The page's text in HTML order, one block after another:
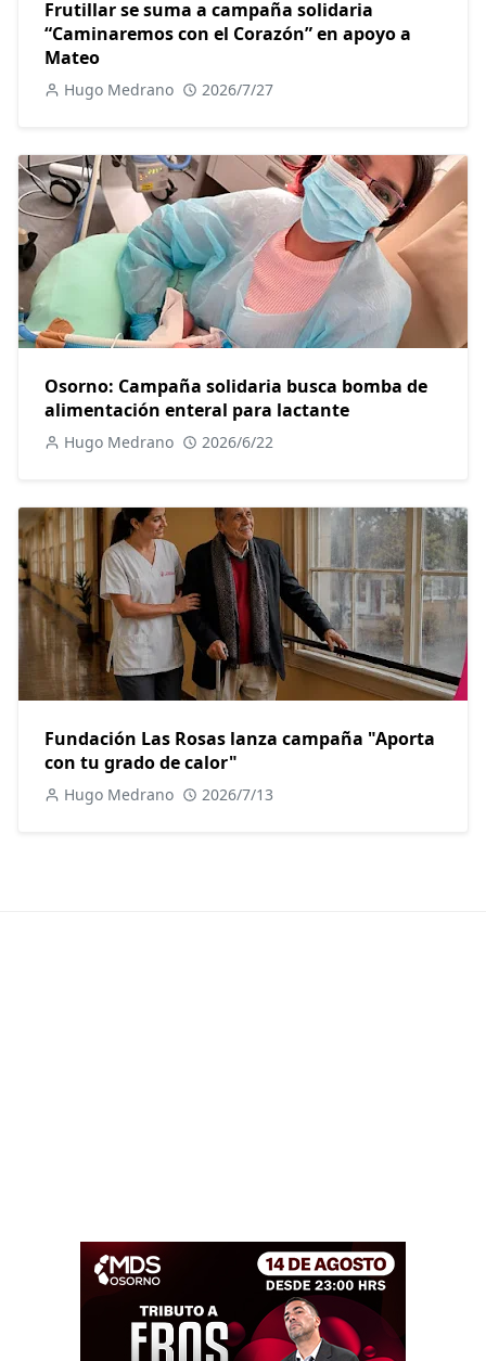
Frutillar se suma a campaña solidaria
“Caminaremos con el Corazón” en apoyo a
Mateo
Hugo Medrano 2026/7/27
Osorno: Campaña solidaria busca bomba de
alimentación enteral para lactante
Hugo Medrano 2026/6/22
Fundación Las Rosas lanza campaña "Aporta
con tu grado de calor"
Hugo Medrano 2026/7/13